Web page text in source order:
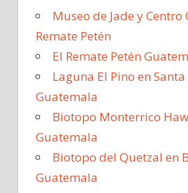
Museo de Jade y
Remate Petén
El Remate Petén
Laguna El Pino en Santa
Guatemala
Biotopo Monterrico
Guatemala
Biotopo del Quetzal en
Guatemala